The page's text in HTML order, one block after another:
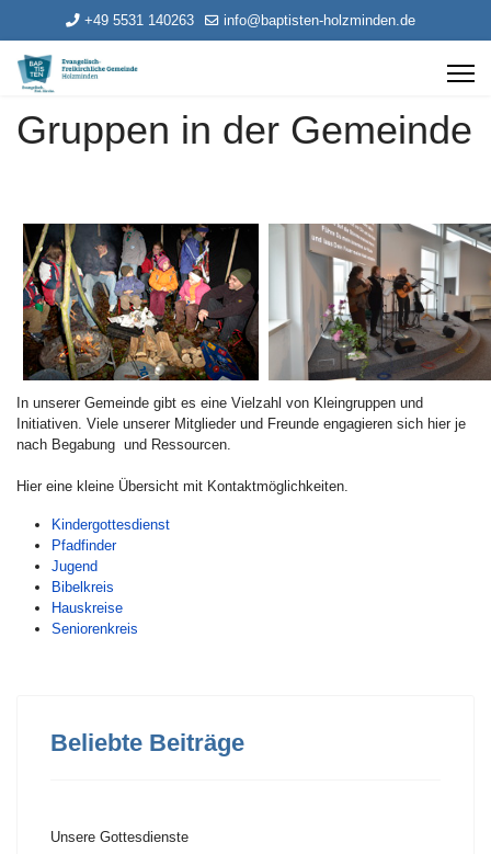
+49 5531 140263 info@baptisten-holzminden.de
Gruppen in der Gemeinde
In unserer Gemeinde gibt es eine Vielzahl von Kleingruppen und
Initiativen. Viele unserer Mitglieder und Freunde engagieren sich hier je
nach Begabung und Ressourcen.
Hier eine kleine Übersicht mit Kontaktmöglichkeiten.
Kindergottesdienst
Pfadfinder
Jugend
Bibelkreis
Hauskreise
Seniorenkreis
Beliebte Beiträge
Unsere Gottesdienste